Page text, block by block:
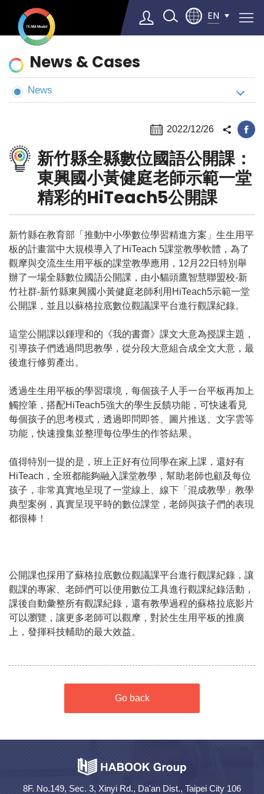
EN
▼
News
&
Cases
News & Cases
News
2022/12/26
新竹縣全縣數位國語公開課：
東興國小黃健庭老師示範一堂
精彩的HiTeach5公開課
新竹縣在教育部「推動中小學數位學習精進方案」生生用平
板的計畫當中大規模導入了HiTeach 5課堂教學軟體，為了
觀摩與交流生生用平板的課堂教學應用，12月22日特別舉
辦了一場全縣數位國語公開課，由小貓頭鷹智慧聯盟校-新
竹社群-新竹縣東興國小黃健庭老師利用HiTeach5示範一堂
公開課，並且以蘇格拉底數位觀議課平台進行觀課紀錄。
這堂公開課以鍾理和的《我的書齋》課文大意為授課主題，
引導孩子們透過問思教學，從分段大意組合成全文大意，最
後進行修剪產出。
透過生生用平板的學習環境，每個孩子人手一台平板再加上
觸控筆，搭配HiTeach5強大的學生反饋功能，可快速看見
每個孩子的思考模式，透過即問即答、圖片推送、文字雲等
功能，快速搜集並整理每位學生的作答結果。
值得特別一提的是，班上正好有位同學在家上課，還好有
HiTeach，全班都能夠融入課堂教學，幫助老師也顧及每位
孩子，非常真實地呈現了一堂線上、線下「混成教學」教學
典型案例，真實呈現平時的數位課堂，老師與孩子們的表現
都很棒！
公開課也採用了蘇格拉底數位觀議課平台進行觀課紀錄，讓
觀課的專家、老師們可以使用數位工具進行觀課紀錄活動，
課後自動彙整所有觀課紀錄，還有教學過程的蘇格拉底影片
可以瀏覽，讓更多老師可以觀摩，對於生生用平板的推廣
上，發揮科技輔助的最大效益。
Go back
8F. No.149, Sec. 3, Xinyi Rd., Da'an Dist., Taipei City 106